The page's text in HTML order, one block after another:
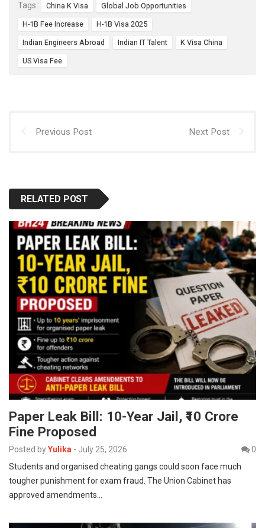
o
o
k
A
p
p
t
Tags : China K Visa Global Job Opportunities
H-1B Fee Increase H-1B Visa 2025
Indian Engineers Abroad Indian IT Talent K Visa China
US Visa Fee
Previous Post Next Post
RELATED POST
Paper Leak Bill: 10-Year Jail, ₹10 Crore
Fine Proposed
Posted byYulika - July 25, 2026
0
Students and organised cheating gangs could soon face much
tougher punishment for exam fraud. The Union Cabinet has
approved amendments…